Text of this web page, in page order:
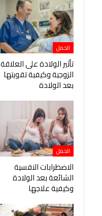
الحمل
تأثير الولادة على العلاقة
الزوجية وكيفية تقويتها
بعد الولادة
الحمل
الاضطرابات النفسية
الشائعة بعد الولادة
وكيفية علاجها